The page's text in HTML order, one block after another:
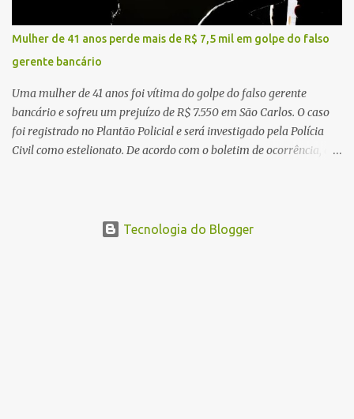
morreu ainda no local. Equipes de resgate e de atendimento da
concessionária responsável pela rodovia foram acionadas e
realizaram a sinalização da via, além de prestarem socorro à
vítima. No entanto, o óbito foi constatado ainda no local do
acidente. A Polícia Militar Rodoviária compareceu para o registro
da ocorrência...
Mulher de 41 anos perde mais de R$ 7,5 mil em golpe do falso
gerente bancário
Uma mulher de 41 anos foi vítima do golpe do falso gerente
bancário e sofreu um prejuízo de R$ 7.550 em São Carlos. O caso
foi registrado no Plantão Policial e será investigado pela Polícia
Civil como estelionato. De acordo com o boletim de ocorrência, a
e passou a orientar a vítima sobre os procedimentos que deveriam
Tecnologia do Blogger